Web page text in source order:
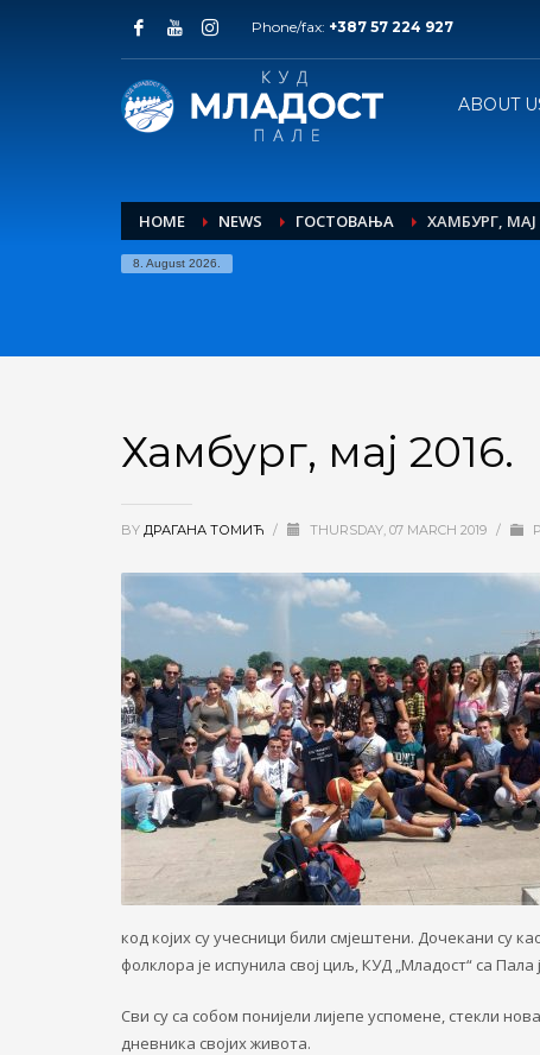
Phone/fax: +387 57 224 927
ABOUT
HOME NEWS ГОСТОВАЊА ХАМБУРГ, МАЈ
8. August 2026.
Хамбург, мај 2016.
BY ДРАГАНА ТОМИЋ / THURSDAY, 07 MARCH 2019 /
кодкојих су учесници били смјештени. Дочекани су
фолклора је испунила свој циљ, КУД „Младост“ са Пала
Сви су са собом понијели лијепе успомене, стекли
дневника својих живота.